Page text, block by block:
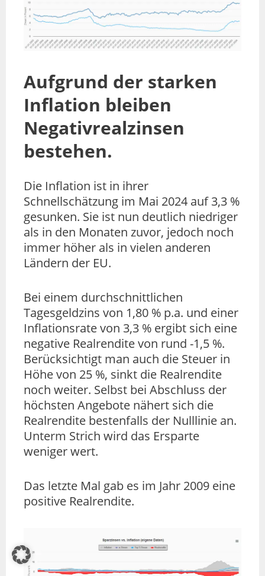
Aufgrund der starken
Inflation bleiben
Negativrealzinsen
bestehen.
Die Inflation ist in ihrer
Schnellschätzung im Mai 2024 auf 3,3 %
gesunken. Sie ist nun deutlich niedriger
als in den Monaten zuvor, jedoch noch
immer höher als in vielen anderen
Ländern der EU.
Bei einem durchschnittlichen
Tagesgeldzins von 1,80 % p.a. und einer
Inflationsrate von 3,3 % ergibt sich eine
negative Realrendite von rund -1,5 %.
Berücksichtigt man auch die Steuer in
Höhe von 25 %, sinkt die Realrendite
noch weiter. Selbst bei Abschluss der
höchsten Angebote nähert sich die
Realrendite bestenfalls der Nulllinie an.
Unterm Strich wird das Ersparte
weniger wert.
Das letzte Mal gab es im Jahr 2009 eine
positive Realrendite.